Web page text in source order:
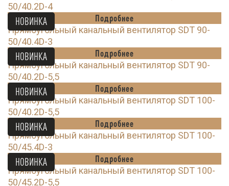
50/40.2D-4
НОВИНКА Подробнее
Прямоугольный канальный вентилятор SDT 90-
50/40.4D-3
НОВИНКА Подробнее
Прямоугольный канальный вентилятор SDT 90-
50/40.2D-5,5
НОВИНКА Подробнее
Прямоугольный канальный вентилятор SDT 100-
50/40.2D-5,5
НОВИНКА Подробнее
Прямоугольный канальный вентилятор SDT 100-
50/45.4D-3
НОВИНКА Подробнее
Прямоугольный канальный вентилятор SDT 100-
50/45.2D-5,5